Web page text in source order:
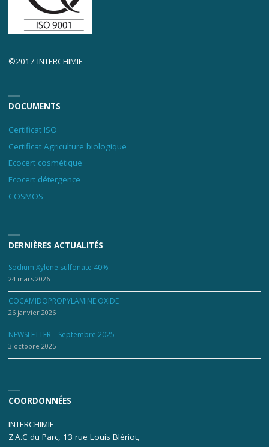
©2017 INTERCHIMIE
DOCUMENTS
Certificat ISO
Certificat Agriculture biologique
Ecocert cosmétique
Ecocert détergence
COSMOS
DERNIÈRES ACTUALITÉS
Sodium Xylene sulfonate 40%
24 mars 2026
COCAMIDOPROPYLAMINE OXIDE
26 janvier 2026
NEWSLETTER – Septembre 2025
3 octobre 2025
COORDONNÉES
INTERCHIMIE
Z.A.C du Parc, 13 rue Louis Blériot,